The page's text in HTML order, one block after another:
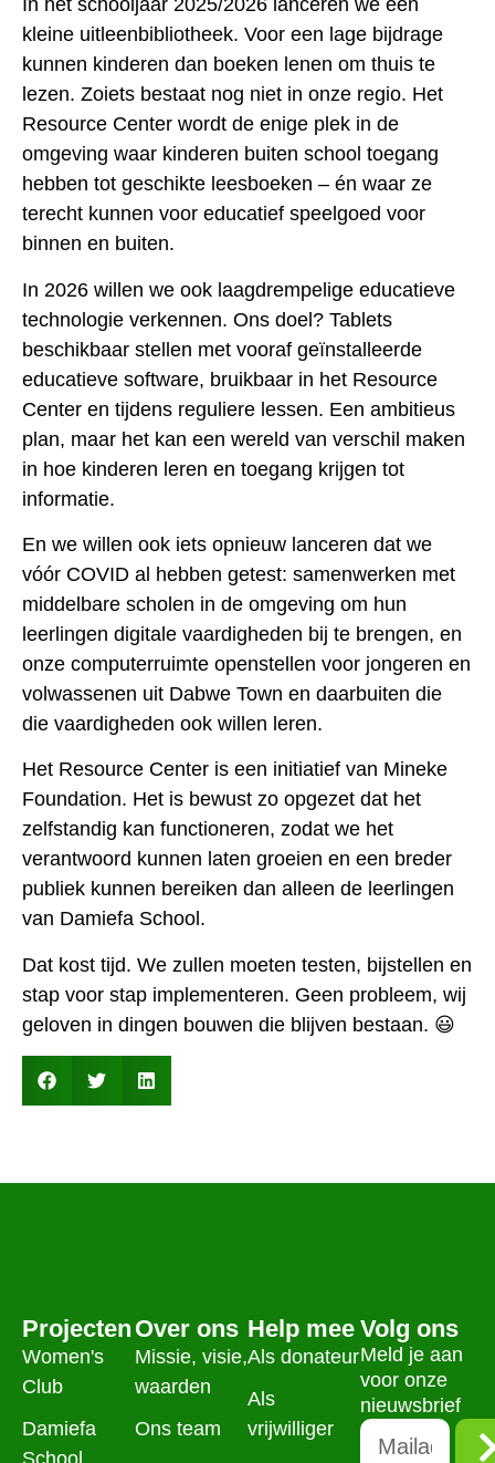
In het schooljaar 2025/2026 lanceren we een
kleine uitleenbibliotheek. Voor een lage bijdrage
kunnen kinderen dan boeken lenen om thuis te
lezen. Zoiets bestaat nog niet in onze regio. Het
Resource Center wordt de enige plek in de
omgeving waar kinderen buiten school toegang
hebben tot geschikte leesboeken – én waar ze
terecht kunnen voor educatief speelgoed voor
binnen en buiten.
In 2026 willen we ook laagdrempelige educatieve
technologie verkennen. Ons doel? Tablets
beschikbaar stellen met vooraf geïnstalleerde
educatieve software, bruikbaar in het Resource
Center en tijdens reguliere lessen. Een ambitieus
plan, maar het kan een wereld van verschil maken
in hoe kinderen leren en toegang krijgen tot
informatie.
En we willen ook iets opnieuw lanceren dat we
vóór COVID al hebben getest: samenwerken met
middelbare scholen in de omgeving om hun
leerlingen digitale vaardigheden bij te brengen, en
onze computerruimte openstellen voor jongeren en
volwassenen uit Dabwe Town en daarbuiten die
die vaardigheden ook willen leren.
Het Resource Center is een initiatief van Mineke
Foundation. Het is bewust zo opgezet dat het
zelfstandig kan functioneren, zodat we het
verantwoord kunnen laten groeien en een breder
publiek kunnen bereiken dan alleen de leerlingen
van Damiefa School.
Dat kost tijd. We zullen moeten testen, bijstellen en
stap voor stap implementeren. Geen probleem, wij
geloven in dingen bouwen die blijven bestaan. 😃
Projecten
Women's
Club
Damiefa
Over ons
Missie, visie,
waarden
Ons team
Help mee
Als donateur
Als
vrijwilliger
Volg ons
Meld je aan
voor onze
nieuwsbrief